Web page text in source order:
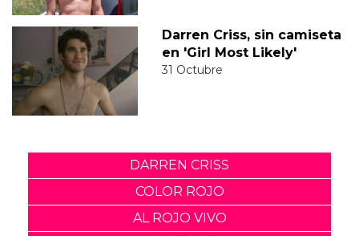
Darren Criss, sin camiseta
en 'Girl Most Likely'
31 Octubre
DARREN CRISS
COLOR ROJO
AL ROJO VIVO